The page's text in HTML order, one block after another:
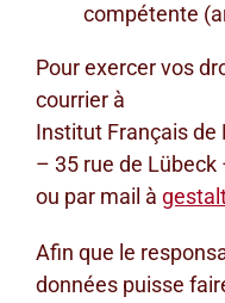
compétente
Pour exercer vos
courrier à
Institut Français de
– 35 rue de Lübeck
ou par mail à
Afin que le
données puisse